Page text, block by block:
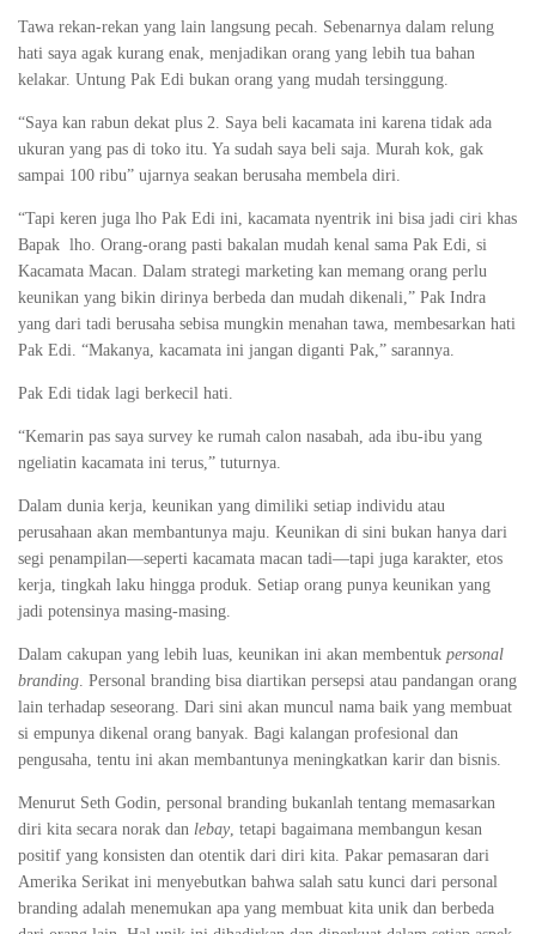
Tawa rekan-rekan yang lain langsung pecah. Sebenarnya dalam relung
hati saya agak kurang enak, menjadikan orang yang lebih tua bahan
kelakar. Untung Pak Edi bukan orang yang mudah tersinggung.
“Saya kan rabun dekat plus 2. Saya beli kacamata ini karena tidak ada
ukuran yang pas di toko itu. Ya sudah saya beli saja. Murah kok, gak
sampai 100 ribu” ujarnya seakan berusaha membela diri.
“Tapi keren juga lho Pak Edi ini, kacamata nyentrik ini bisa jadi ciri khas
Bapak lho. Orang-orang pasti bakalan mudah kenal sama Pak Edi, si
Kacamata Macan. Dalam strategi marketing kan memang orang perlu
keunikan yang bikin dirinya berbeda dan mudah dikenali,” Pak Indra
yang dari tadi berusaha sebisa mungkin menahan tawa, membesarkan hati
Pak Edi. “Makanya, kacamata ini jangan diganti Pak,” sarannya.
Pak Edi tidak lagi berkecil hati.
“Kemarin pas saya survey ke rumah calon nasabah, ada ibu-ibu yang
ngeliatin kacamata ini terus,” tuturnya.
Dalam dunia kerja, keunikan yang dimiliki setiap individu atau
perusahaan akan membantunya maju. Keunikan di sini bukan hanya dari
segi penampilan—seperti kacamata macan tadi—tapi juga karakter, etos
kerja, tingkah laku hingga produk. Setiap orang punya keunikan yang
jadi potensinya masing-masing.
Dalam cakupan yang lebih luas, keunikan ini akan membentuk personal
branding . Personal branding bisa diartikan persepsi atau pandangan orang
lain terhadap seseorang. Dari sini akan muncul nama baik yang membuat
si empunya dikenal orang banyak. Bagi kalangan profesional dan
pengusaha, tentu ini akan membantunya meningkatkan karir dan bisnis.
Menurut Seth Godin, personal branding bukanlah tentang memasarkan
diri kita secara norak dan lebay , tetapi bagaimana membangun kesan
positif yang konsisten dan otentik dari diri kita. Pakar pemasaran dari
Amerika Serikat ini menyebutkan bahwa salah satu kunci dari personal
branding adalah menemukan apa yang membuat kita unik dan berbeda